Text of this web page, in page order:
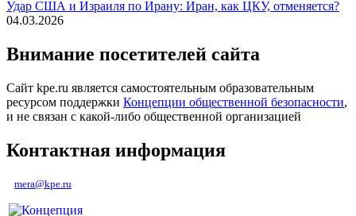
Удар США и Израиля по Ирану: Иран, как ЦКУ, отменяется?
04.03.2026
Внимание посетителей сайта
Сайт kpe.ru является самостоятельным образовательным
ресурсом поддержки Концепции общественной безопасности,
и не связан с какой-либо общественной организацией
Контактная информация
mera@kpe.ru